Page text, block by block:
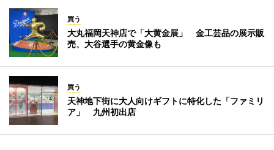
買う
大丸福岡天神店で「大黄金展」 金工芸品の展示販
売、大谷選手の黄金像も
買う
天神地下街に大人向けギフトに特化した「ファミリ
ア」 九州初出店